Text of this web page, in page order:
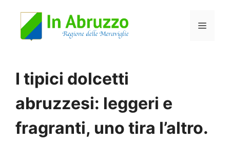
Menu
I tipici dolcetti
abruzzesi: leggeri e
fragranti, uno tira l’altro.